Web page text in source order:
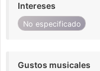
Intereses
No especificado
Gustos musicales